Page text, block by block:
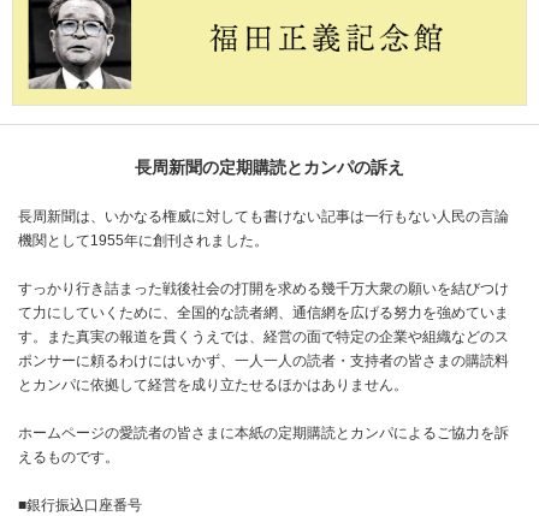
長周新聞の定期購読とカンパの訴え
長周新聞は、いかなる権威に対しても書けない記事は一行もない人民の言論
機関として1955年に創刊されました。
すっかり行き詰まった戦後社会の打開を求める幾千万大衆の願いを結びつけ
て力にしていくために、全国的な読者網、通信網を広げる努力を強めていま
す。また真実の報道を貫くうえでは、経営の面で特定の企業や組織などのス
ポンサーに頼るわけにはいかず、一人一人の読者・支持者の皆さまの購読料
とカンパに依拠して経営を成り立たせるほかはありません。
ホームページの愛読者の皆さまに本紙の定期購読とカンパによるご協力を訴
えるものです。
■銀行振込口座番号